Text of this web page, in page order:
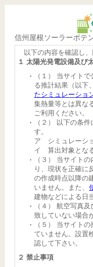
信州屋根ソーラーポテ
以下の内容を確認し
１ 太陽光発電設備及び
（１） 当サイト
る推計結果（以下
たシミュレーショ
集熱量等とは異な
ご利用ください。
（２） 以下の条
す。
ア シミュレーシ
イ 算出対象とな
（３） 当サイト
り、現状を正確に
の作成時点以降の
いません。また、
建物などによる日
（４） 航空写真
致していない場合
（５） 当サイト
ていません。設置
認して下さい。
２ 禁止事項